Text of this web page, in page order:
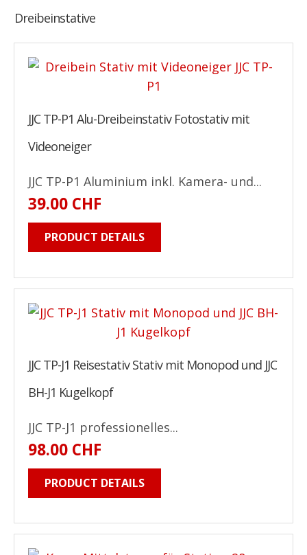
Dreibeinstative
JJC TP-P1 Alu-Dreibeinstativ Fotostativ mit
Videoneiger
JJC TP-P1 Aluminium inkl. Kamera- und...
39.00 CHF
PRODUCT DETAILS
JJC TP-J1 Reisestativ Stativ mit Monopod und JJC
BH-J1 Kugelkopf
JJC TP-J1 professionelles...
98.00 CHF
PRODUCT DETAILS